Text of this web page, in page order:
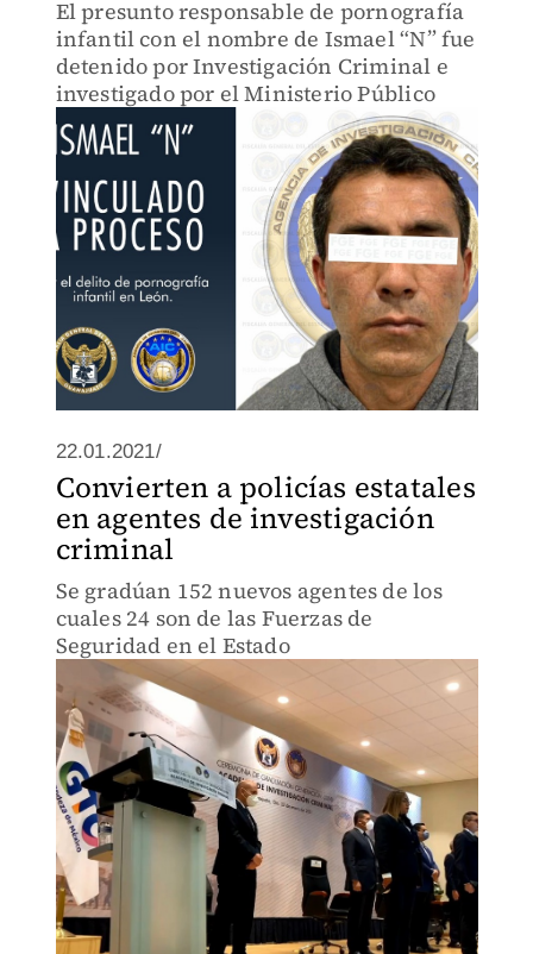
El presunto responsable de pornografía
infantil con el nombre de Ismael “N” fue
detenido por Investigación Criminal e
investigado por el Ministerio Público
22.01.2021/
Convierten a policías estatales
en agentes de investigación
criminal
Se gradúan 152 nuevos agentes de los
cuales 24 son de las Fuerzas de
Seguridad en el Estado